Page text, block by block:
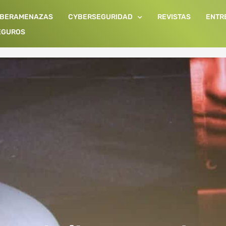
CYBERSEGURIDAD REVISTAS